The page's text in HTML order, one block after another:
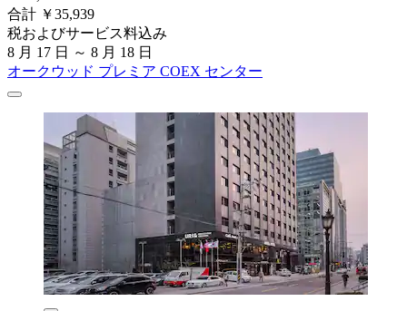
合計 ￥35,939
税およびサービス料込み
8 月 17 日 ～ 8 月 18 日
オークウッド プレミア COEX センター